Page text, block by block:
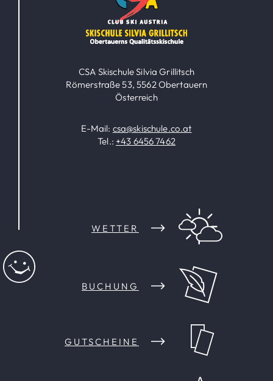
CSA Skischule Silvia Grillitsch
Römerstraße 53, 5562 Obertauern
Österreich
E-Mail: csa@skischule.co.at
Tel.: +43 6456 7462
WETTER
BUCHUNG
GUTSCHEINE